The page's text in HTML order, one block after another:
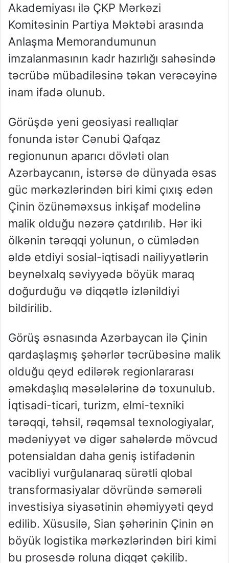
Akademiyası ilə ÇKP Mərkəzi
Komitəsinin Partiya Məktəbi arasında
Anlaşma Memorandumunun
imzalanmasının kadr hazırlığı sahəsində
təcrübə mübadiləsinə təkan verəcəyinə
inam ifadə olunub.
Görüşdə yeni geosiyasi reallıqlar
fonunda istər Cənubi Qafqaz
regionunun aparıcı dövləti olan
Azərbaycanın, istərsə də dünyada əsas
güc mərkəzlərindən biri kimi çıxış edən
Çinin özünəməxsus inkişaf modelinə
malik olduğu nəzərə çatdırılıb. Hər iki
ölkənin tərəqqi yolunun, o cümlədən
əldə etdiyi sosial-iqtisadi nailiyyətlərin
beynəlxalq səviyyədə böyük maraq
doğurduğu və diqqətlə izlənildiyi
bildirilib.
Görüş əsnasında Azərbaycan ilə Çinin
qardaşlaşmış şəhərlər təcrübəsinə malik
olduğu qeyd edilərək regionlararası
əməkdaşlıq məsələlərinə də toxunulub.
İqtisadi-ticari, turizm, elmi-texniki
tərəqqi, təhsil, rəqəmsal texnologiyalar,
mədəniyyət və digər sahələrdə mövcud
potensialdan daha geniş istifadənin
vacibliyi vurğulanaraq sürətli qlobal
transformasiyalar dövründə səmərəli
investisiya siyasətinin əhəmiyyəti qeyd
edilib. Xüsusilə, Sian şəhərinin Çinin ən
böyük logistika mərkəzlərindən biri kimi
bu prosesdə roluna diqqət çəkilib.